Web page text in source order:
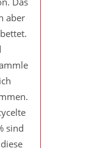
aber
sind